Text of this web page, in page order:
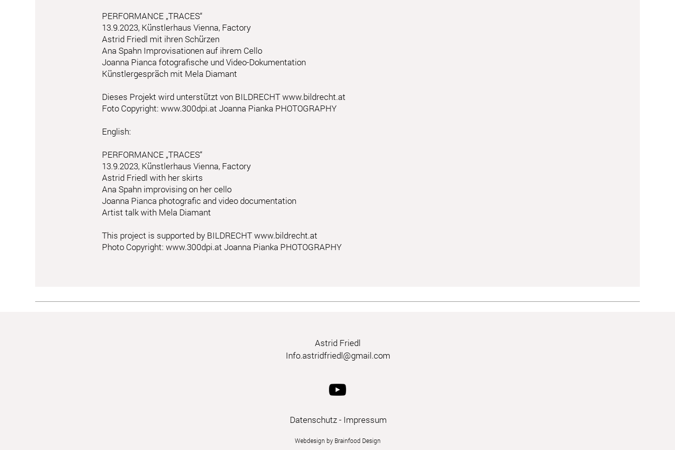
PERFORMANCE „TRACES“
13.9.2023, Künstlerhaus Vienna, Factory
Astrid Friedl mit ihren Schürzen
Ana Spahn Improvisationen auf ihrem Cello
Joanna Pianca fotografische und Video-Dokumentation
Künstlergespräch mit Mela Diamant
Dieses Projekt wird unterstützt von BILDRECHTwww.bildrecht.at
Foto Copyright: www.300dpi.at Joanna Pianka PHOTOGRAPHY
English:
PERFORMANCE „TRACES“
13.9.2023, Künstlerhaus Vienna, Factory
Astrid Friedl with her skirts
Ana Spahn improvising on her cello
Joanna Pianca photografic and video documentation
Artist talk with Mela Diamant
This project is supported by BILDRECHTwww.bildrecht.at
Photo Copyright: www.300dpi.at Joanna Pianka PHOTOGRAPHY
Astrid Friedl
Info.astridfriedl@gmail.com
Datenschutz- Impressum
Webdesign by Brainfood Design